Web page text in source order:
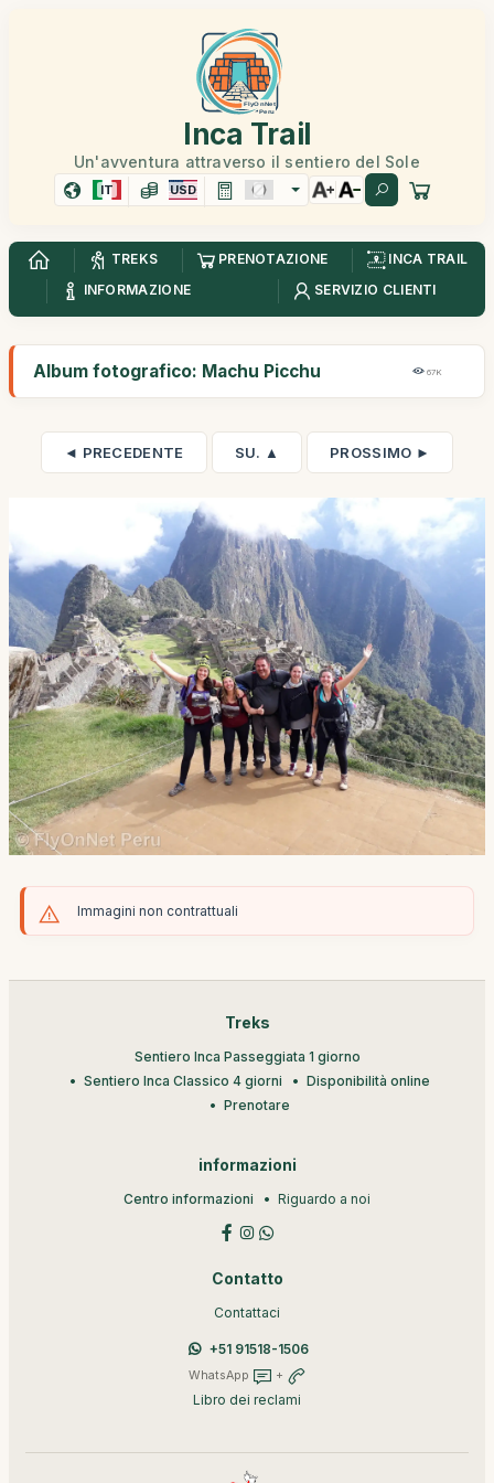
Inca Trail
Un'avventura attraverso il sentiero del Sole
IT USD
TREKS PRENOTAZIONE
INCA TRAIL
INFORMAZIONE
SERVIZIO CLIENTI
Album fotografico: Machu Picchu 67K
◄ PRECEDENTE SU. ▲ PROSSIMO ►
Immagini non contrattuali
Treks
Sentiero Inca Passeggiata 1 giorno
Sentiero Inca Classico 4 giorni
Disponibilità online
Prenotare
informazioni
Centro informazioni Riguardo a noi
Contatto
Contattaci
+51 91518-1506
WhatsApp +
Libro dei reclami